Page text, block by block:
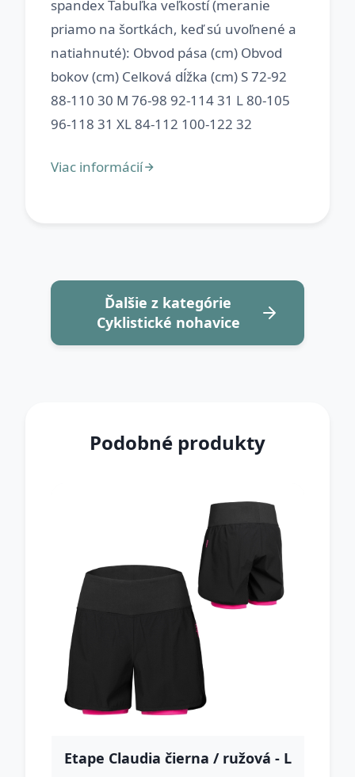
spandex Tabuľka veľkostí (meranie
priamo na šortkách, keď sú uvoľnené a
natiahnuté): Obvod pása (cm) Obvod
bokov (cm) Celková dĺžka (cm) S 72-92
88-110 30 M 76-98 92-114 31 L 80-105
Ďalšie z kategórie
Cyklistické nohavice
Podobné produkty
Etape Claudia čierna / ružová - L